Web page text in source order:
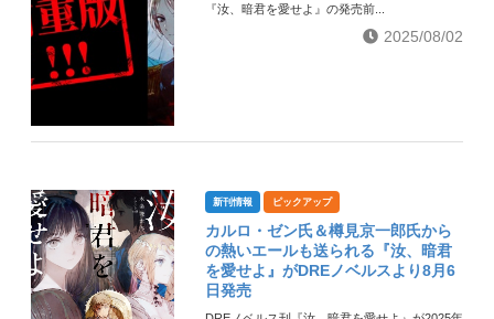
『汝、暗君を愛せよ』の発売前...
2025/08/02
新刊情報 ピックアップ
カルロ・ゼン氏＆樽見京一郎氏から
の熱いエールも送られる『汝、暗君
を愛せよ』がDREノベルスより8月6
日発売